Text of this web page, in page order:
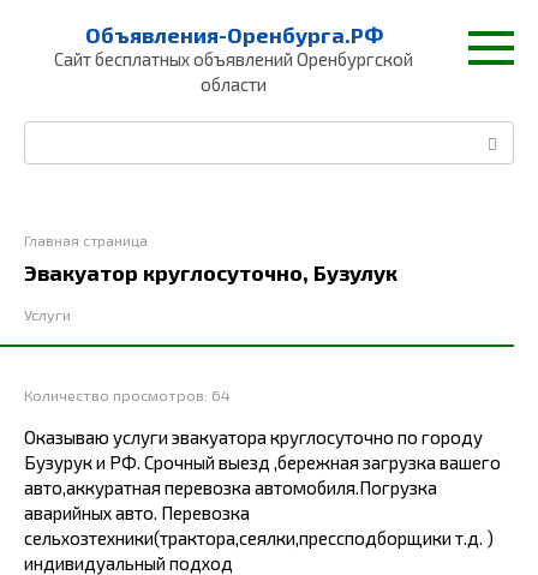
контенту
Объявления-Оренбурга.РФ
Сайт бесплатных объявлений Оренбургской
области
Главная страница
Эвакуатор круглосуточно, Бузулук
Услуги
Количество просмотров: 64
Оказываю услуги эвакуатора круглосуточно по городу
Бузурук и РФ. Срочный выезд ,бережная загрузка вашего
авто,аккуратная перевозка автомобиля.Погрузка
аварийных авто. Перевозка
сельхозтехники(трактора,сеялки,прессподборщики т.д. )
индивидуальный подход